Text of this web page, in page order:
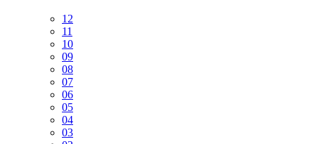
12
11
10
09
08
07
06
05
04
03